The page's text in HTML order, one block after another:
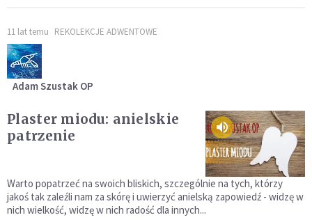
11 lat temu REKOLEKCJE ADWENTOWE
Adam Szustak OP
Plaster miodu: anielskie
patrzenie
Warto popatrzeć na swoich bliskich, szczególnie na tych, którzy
jakoś tak zaleźli nam za skórę i uwierzyć anielską zapowiedź - widzę w
nich wielkość, widzę w nich radość dla innych...